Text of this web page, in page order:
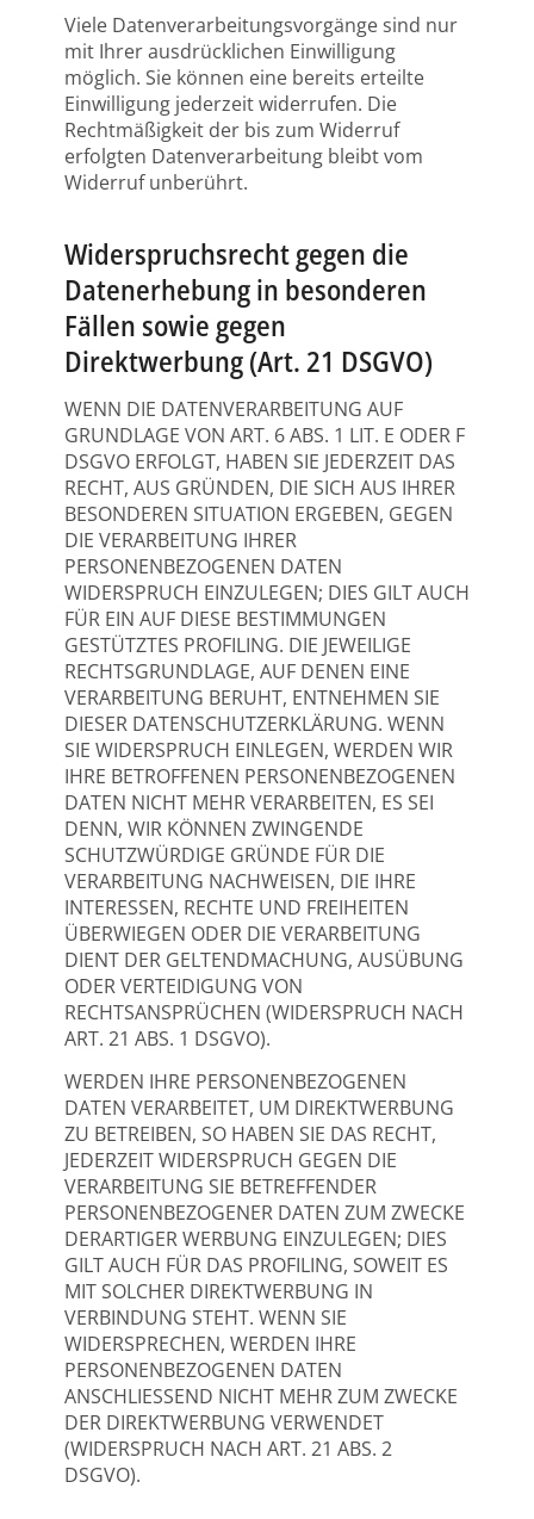
Viele Datenverarbeitungsvorgänge sind nur
mit Ihrer ausdrücklichen Einwilligung
möglich. Sie können eine bereits erteilte
Einwilligung jederzeit widerrufen. Die
Rechtmäßigkeit der bis zum Widerruf
erfolgten Datenverarbeitung bleibt vom
Widerruf unberührt.
Widerspruchsrecht gegen die
Datenerhebung in besonderen
Fällen sowie gegen
Direktwerbung (Art. 21 DSGVO)
WENN DIE DATENVERARBEITUNG AUF
GRUNDLAGE VON ART. 6 ABS. 1 LIT. E ODER F
DSGVO ERFOLGT, HABEN SIE JEDERZEIT DAS
RECHT, AUS GRÜNDEN, DIE SICH AUS IHRER
BESONDEREN SITUATION ERGEBEN, GEGEN
DIE VERARBEITUNG IHRER
PERSONENBEZOGENEN DATEN
WIDERSPRUCH EINZULEGEN; DIES GILT AUCH
FÜR EIN AUF DIESE BESTIMMUNGEN
GESTÜTZTES PROFILING. DIE JEWEILIGE
RECHTSGRUNDLAGE, AUF DENEN EINE
VERARBEITUNG BERUHT, ENTNEHMEN SIE
DIESER DATENSCHUTZERKLÄRUNG. WENN
SIE WIDERSPRUCH EINLEGEN, WERDEN WIR
IHRE BETROFFENEN PERSONENBEZOGENEN
DATEN NICHT MEHR VERARBEITEN, ES SEI
DENN, WIR KÖNNEN ZWINGENDE
SCHUTZWÜRDIGE GRÜNDE FÜR DIE
VERARBEITUNG NACHWEISEN, DIE IHRE
INTERESSEN, RECHTE UND FREIHEITEN
ÜBERWIEGEN ODER DIE VERARBEITUNG
DIENT DER GELTENDMACHUNG, AUSÜBUNG
ODER VERTEIDIGUNG VON
RECHTSANSPRÜCHEN (WIDERSPRUCH NACH
ART. 21 ABS. 1 DSGVO).
WERDEN IHRE PERSONENBEZOGENEN
DATEN VERARBEITET, UM DIREKTWERBUNG
ZU BETREIBEN, SO HABEN SIE DAS RECHT,
JEDERZEIT WIDERSPRUCH GEGEN DIE
VERARBEITUNG SIE BETREFFENDER
PERSONENBEZOGENER DATEN ZUM ZWECKE
DERARTIGER WERBUNG EINZULEGEN; DIES
GILT AUCH FÜR DAS PROFILING, SOWEIT ES
MIT SOLCHER DIREKTWERBUNG IN
VERBINDUNG STEHT. WENN SIE
WIDERSPRECHEN, WERDEN IHRE
PERSONENBEZOGENEN DATEN
ANSCHLIESSEND NICHT MEHR ZUM ZWECKE
DER DIREKTWERBUNG VERWENDET
(WIDERSPRUCH NACH ART. 21 ABS. 2
DSGVO).